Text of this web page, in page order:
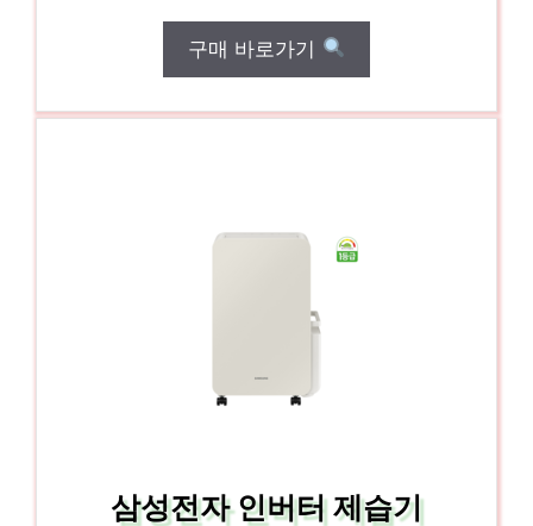
구매 바로가기
삼성전자 인버터 제습기